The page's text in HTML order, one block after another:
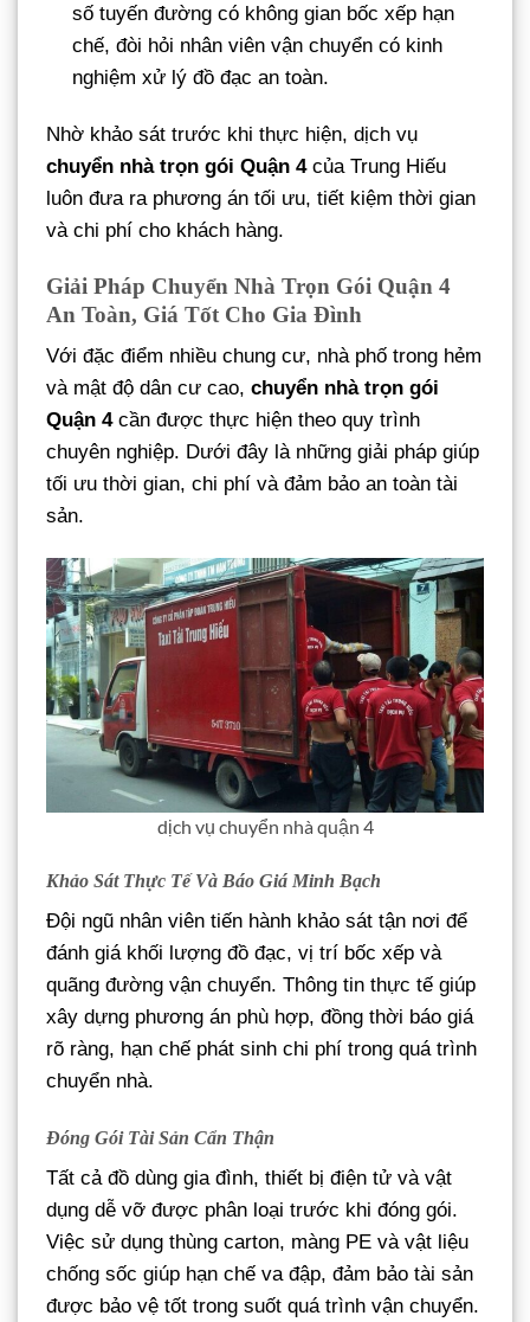
số tuyến đường có không gian bốc xếp hạn
chế, đòi hỏi nhân viên vận chuyển có kinh
nghiệm xử lý đồ đạc an toàn.
Nhờ khảo sát trước khi thực hiện, dịch vụ
chuyển nhà trọn gói Quận 4của Trung Hiếu
luôn đưa ra phương án tối ưu, tiết kiệm thời gian
và chi phí cho khách hàng.
Giải Pháp Chuyển Nhà Trọn Gói Quận 4
An Toàn, Giá Tốt Cho Gia Đình
Với đặc điểm nhiều chung cư, nhà phố trong hẻm
và mật độ dân cư cao, chuyển nhà trọn gói
Quận 4cần được thực hiện theo quy trình
chuyên nghiệp. Dưới đây là những giải pháp giúp
tối ưu thời gian, chi phí và đảm bảo an toàn tài
sản.
dịch vụ chuyển nhà quận 4
Khảo Sát Thực Tế Và Báo Giá Minh Bạch
Đội ngũ nhân viên tiến hành khảo sát tận nơi để
đánh giá khối lượng đồ đạc, vị trí bốc xếp và
quãng đường vận chuyển. Thông tin thực tế giúp
xây dựng phương án phù hợp, đồng thời báo giá
rõ ràng, hạn chế phát sinh chi phí trong quá trình
chuyển nhà.
Đóng Gói Tài Sản Cẩn Thận
Tất cả đồ dùng gia đình, thiết bị điện tử và vật
dụng dễ vỡ được phân loại trước khi đóng gói.
Việc sử dụng thùng carton, màng PE và vật liệu
chống sốc giúp hạn chế va đập, đảm bảo tài sản
được bảo vệ tốt trong suốt quá trình vận chuyển.